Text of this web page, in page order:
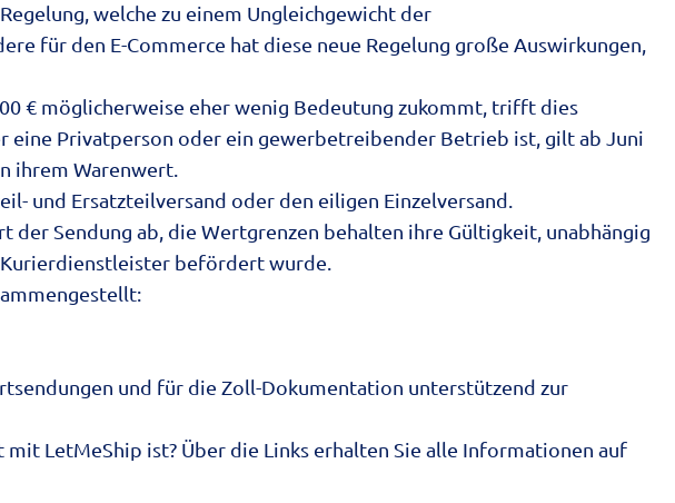
welche zu einem Ungleichgewicht der
für den E-Commerce hat diese neue Regelung große Auswirkungen,
€ möglicherweise eher wenig Bedeutung zukommt, trifft dies
eine Privatperson oder ein gewerbetreibender Betrieb ist, gilt ab Juni
ihrem Warenwert.
und Ersatzteilversand oder den eiligen Einzelversand.
Sendung ab, die Wertgrenzen behalten ihre Gültigkeit, unabhängig
befördert wurde.
und für die Zoll-Dokumentation unterstützend zur
mit LetMeShip ist? Über die Links erhalten Sie alle Informationen auf